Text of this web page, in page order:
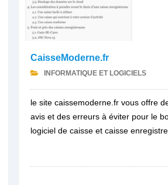
CaisseModerne.fr
INFORMATIQUE ET LOGICIELS
le site caissemoderne.fr vous offre
avis et des erreurs à éviter pour le
logiciel de caisse et caisse